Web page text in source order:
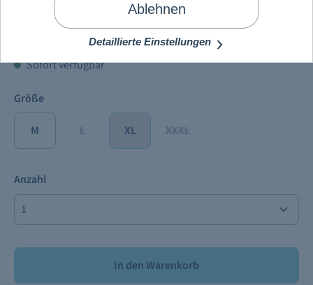
89,90 €
Preise inkl. MwSt. zzgl.Versandkosten
Sofort verfügbar
Größe
M L XL XXXL
Anzahl
In den Warenkorb
Ablehnen
Detaillierte Einstellungen